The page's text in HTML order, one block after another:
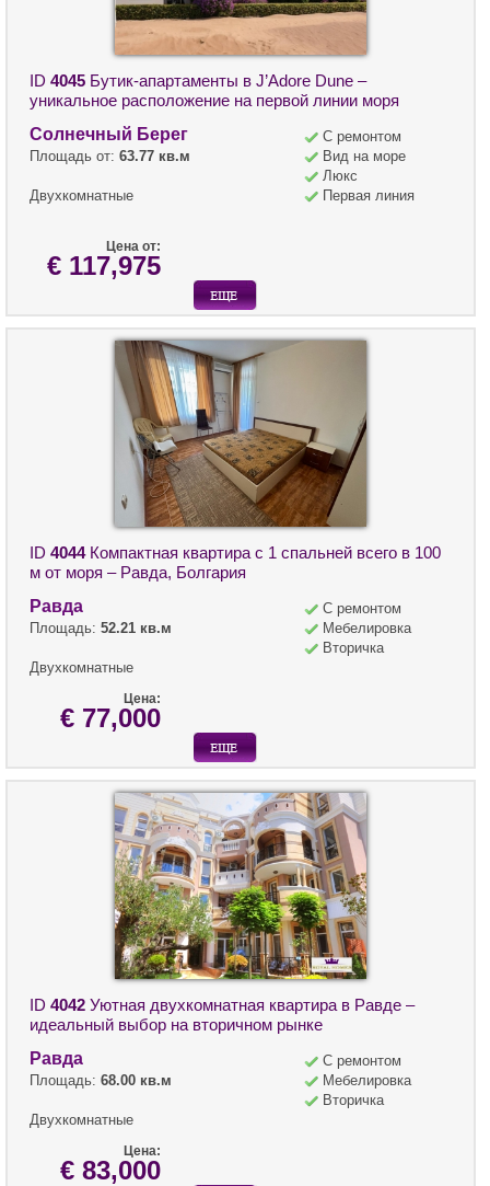
ID 4045 Бутик-апартаменты в J’Adore Dune –
уникальное расположение на первой линии моря
Солнечный Берег
Площадь от: 63.77 кв.м
Двухкомнатные
С ремонтом
Вид на море
Люкс
Первая линия
Цена от:
€ 117,975
ID 4044Компактная квартира с 1 спальней всего в 100
м от моря – Равда, Болгария
Равда
Площадь: 52.21 кв.м
Двухкомнатные
С ремонтом
Мебелировка
Вторичка
Цена:
€ 77,000
ID 4042 Уютная двухкомнатная квартира в Равде –
идеальный выбор на вторичном рынке
Равда
Площадь: 68.00 кв.м
Двухкомнатные
С ремонтом
Мебелировка
Вторичка
Цена:
€ 83,000